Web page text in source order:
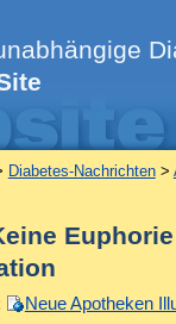
Diabetes-Nachrichten>
Neue Apotheken